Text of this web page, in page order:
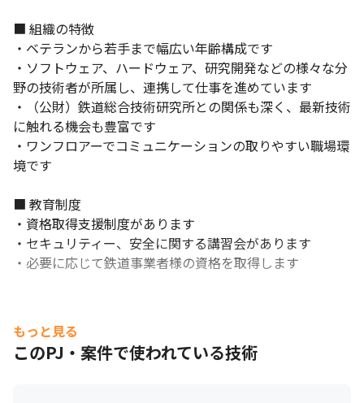
■ 組織の特徴
・ベテランから若手まで幅広い年齢構成です
・ソフトウェア、ハードウェア、研究開発などの様々な分
野の技術者が所属し、連携して仕事を進めています
・（公財）鉄道総合技術研究所との関係も深く、最新技術
に触れる機会も豊富です
・ワンフロアーでコミュニケーションの取りやすい職場環
境です
■ 教育制度
・資格取得支援制度があります
・セキュリティー、安全に関する講習会があります
・必要に応じて鉄道事業者様の資格を取得します
もっと見る
このPJ・案件で使われている技術